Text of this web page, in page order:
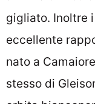
gigliato. Inoltre
eccellente
nato a
stesso di